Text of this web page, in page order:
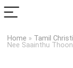
Home » Tamil
Nee Saainthu